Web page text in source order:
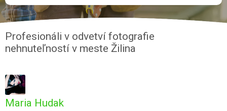
Profesionáli v odvetví fotografie
nehnuteľností v meste Žilina
Maria Hudak